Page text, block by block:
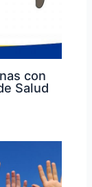
con
Salud